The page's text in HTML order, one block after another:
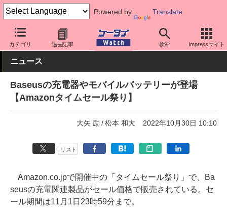
Powered by Translate
カテゴリ 過去記事 検索 Impressサイト
ケータイ Watch 周辺機器/アクセサリー 充電器
ニュース
Baseusの充電器やモバイルバッテリーが登場
【Amazonタイムセール祭り】
大矢 励 松本 和大 2022年10月30日 10:10
リスト
Amazon.co.jpで開催中の「タイムセール祭り」で、Ba
seusの充電関連製品がセール価格で販売されている。セ
ール期間は11月1日23時59分まで。